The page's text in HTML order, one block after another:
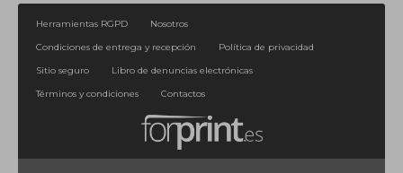
Herramientas RGPD
Nosotros
Condiciones de entrega y recepción
Política de privacidad
Sitio seguro
Libro de denuncias electrónicas
Términos y condiciones
Contactos